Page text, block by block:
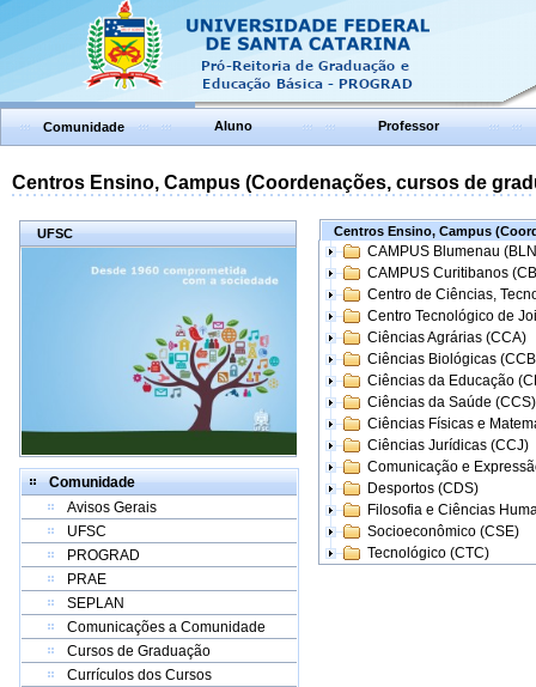
Comunidade Aluno Professor
Centros Ensino, Campus (Coordenações, cursos de
UFSC
Comunidade
Avisos Gerais
UFSC
PROGRAD
PRAE
SEPLAN
Comunicações a Comunidade
Cursos de Graduação
Currículos dos Cursos
Centros Ensino, Campus
CAMPUS Blumenau
CAMPUS Curitibanos
Centro de Ciências,
Centro Tecnológico de
Ciências Agrárias (CCA)
Ciências Biológicas
Ciências da Educação
Ciências da Saúde (CCS)
Ciências Físicas e
Ciências Jurídicas (CCJ)
Comunicação e
Desportos (CDS)
Filosofia e Ciências
Socioeconômico (CSE)
Tecnológico (CTC)